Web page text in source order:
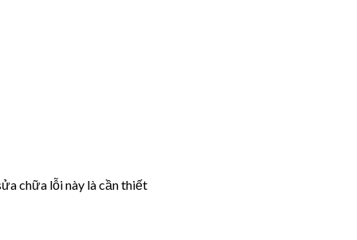
chữa lỗi này là cần thiết